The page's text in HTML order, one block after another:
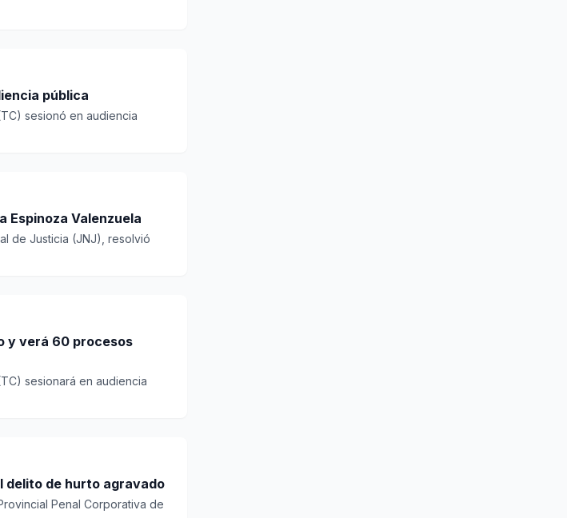
pública
sesionó en audiencia
Espinoza Valenzuela
de Justicia (JNJ), resolvió
y verá 60 procesos
sesionará en audiencia
delito de hurto agravado
Penal Corporativa de